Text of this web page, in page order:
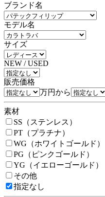
ブランド名
モデル名
サイズ
NEW / USED
販売価格
万円から
素材
SS（ステンレス）
PT（プラチナ）
WG（ホワイトゴールド）
PG（ピンクゴールド）
YG（イエローゴールド）
その他
指定なし